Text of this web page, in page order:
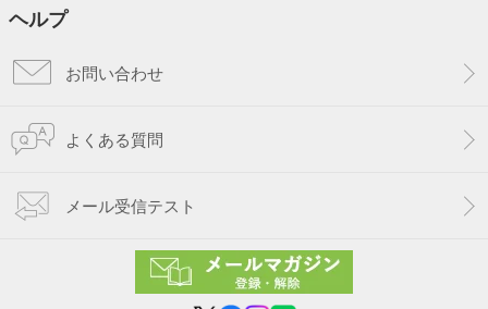
ヘルプ
お問い合わせ
よくある質問
メール受信テスト